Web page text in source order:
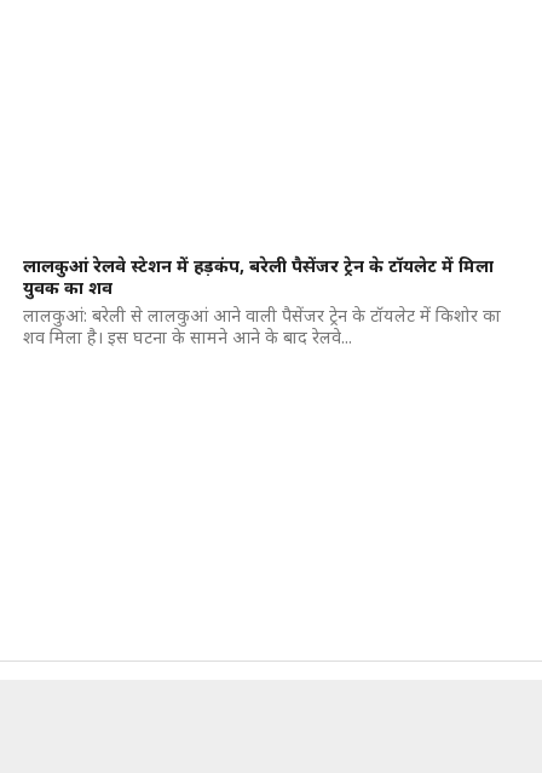
लालकुआं रेलवे स्टेशन में हड़कंप, बरेली पैसेंजर ट्रेन के टॉयलेट में मिला
युवक का शव
लालकुआं: बरेली से लालकुआं आने वाली पैसेंजर ट्रेन के टॉयलेट में किशोर का
शव मिला है। इस घटना के सामने आने के बाद रेलवे...